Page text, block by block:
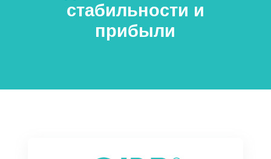
стабильности и
прибыли